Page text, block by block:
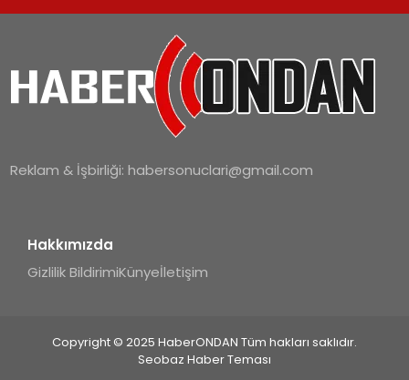
Reklam & İşbirliği:habersonuclari@gmail.com
Hakkımızda
Gizlilik BildirimiKünyeİletişim
Copyright © 2025 HaberONDAN Tüm hakları saklıdır.
Seobaz Haber Teması